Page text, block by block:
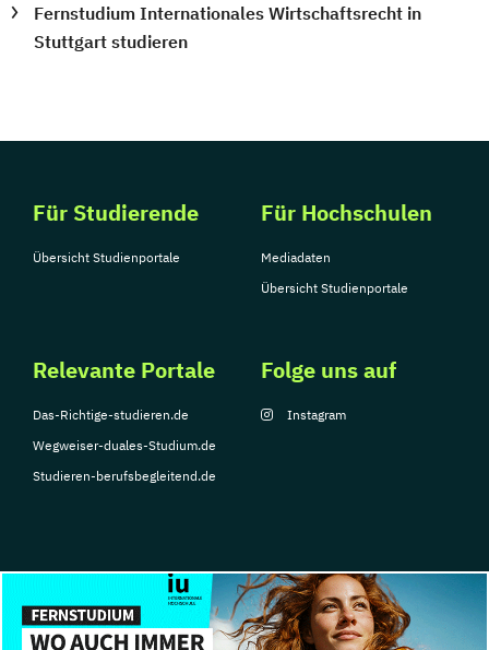
Fernstudium Internationales Wirtschaftsrecht in
Stuttgart studieren
Für Studierende
Übersicht Studienportale
Für Hochschulen
Mediadaten
Übersicht Studienportale
Relevante Portale
Das-Richtige-studieren.de
Wegweiser-duales-Studium.de
Studieren-berufsbegleitend.de
Folge uns auf
Instagram
© Copyright 2026, TarGroup Media GmbH